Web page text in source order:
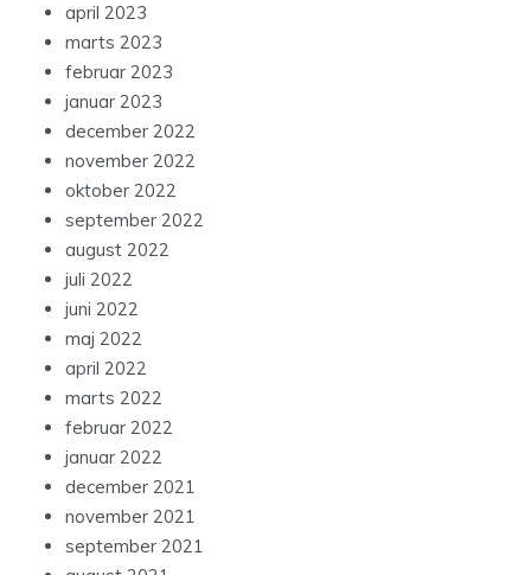
april 2023
marts 2023
februar 2023
januar 2023
december 2022
november 2022
oktober 2022
september 2022
august 2022
juli 2022
juni 2022
maj 2022
april 2022
marts 2022
februar 2022
januar 2022
december 2021
november 2021
september 2021